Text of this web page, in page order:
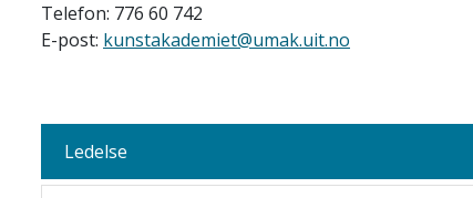
Telefon: 776 60 742
E-post: kunstakademiet@umak.uit.no
Ledelse